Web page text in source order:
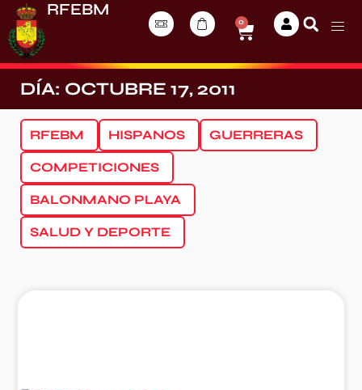
RFEBM
0
DÍA: OCTUBRE 17, 2011
RFEBM HISPANOS GUERRERAS
COMPETICIONES
BALONMANO PLAYA
SALUD Y DEPORTE